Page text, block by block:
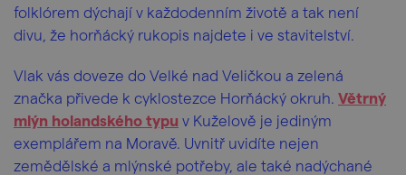
folklórem dýchají v každodenním životě a tak není
divu, že horňácký rukopis najdete i ve stavitelství.
Vlak vás doveze do Velké nad Veličkou a zelená
značka přivede k cyklostezce Horňácký okruh. Větrný
mlýn holandského typu v Kuželově je jediným
exemplářem na Moravě. Uvnitř uvidíte nejen
zemědělské a mlýnské potřeby, ale také nadýchané